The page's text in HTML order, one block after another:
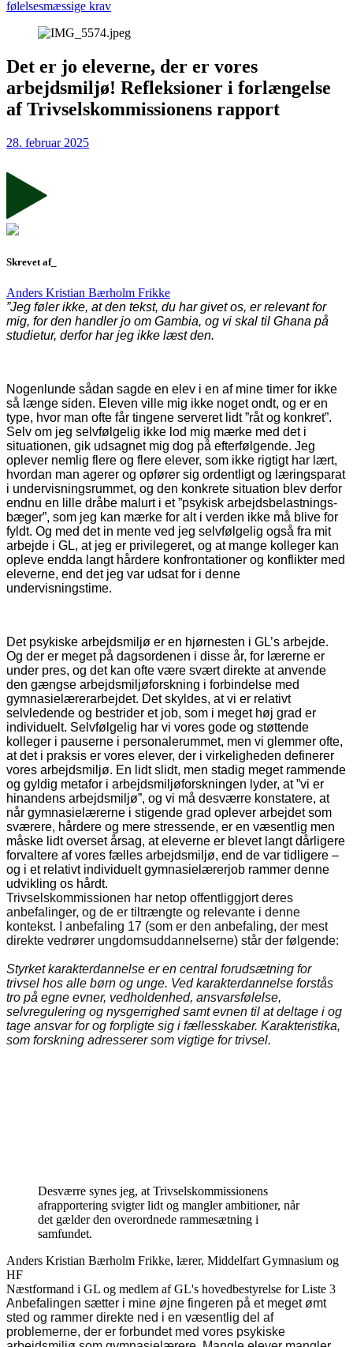
følelsesmæssige krav
Det er jo eleverne, der er vores
arbejdsmiljø! Refleksioner i forlængelse
af Trivselskommissionens rapport
28. februar 2025
Skrevet af_
Anders Kristian Bærholm Frikke
”Jeg føler ikke, at den tekst, du har givet os, er relevant for
mig, for den handler jo om Gambia, og vi skal til Ghana på
studietur, derfor har jeg ikke læst den.
Nogenlunde sådan sagde en elev i en af mine timer for ikke
så længe siden. Eleven ville mig ikke noget ondt, og er en
type, hvor man ofte får tingene serveret lidt ”råt og konkret”.
Selv om jeg selvfølgelig ikke lod mig mærke med det i
situationen, gik udsagnet mig dog på efterfølgende. Jeg
oplever nemlig flere og flere elever, som ikke rigtigt har lært,
hvordan man agerer og opfører sig ordentligt og læringsparat
i undervisningsrummet, og den konkrete situation blev derfor
endnu en lille dråbe malurt i et ”psykisk arbejdsbelastnings-
bæger”, som jeg kan mærke for alt i verden ikke må blive for
fyldt. Og med det in mente ved jeg selvfølgelig også fra mit
arbejde i GL, at jeg er privilegeret, og at mange kolleger kan
opleve endda langt hårdere konfrontationer og konflikter med
eleverne, end det jeg var udsat for i denne
undervisningstime.
Det psykiske arbejdsmiljø er en hjørnesten i GL’s arbejde.
Og der er meget på dagsordenen i disse år, for lærerne er
under pres, og det kan ofte være svært direkte at anvende
den gængse arbejdsmiljøforskning i forbindelse med
gymnasielærerarbejdet. Det skyldes, at vi er relativt
selvledende og bestrider et job, som i meget høj grad er
individuelt. Selvfølgelig har vi vores gode og støttende
kolleger i pauserne i personalerummet, men vi glemmer ofte,
at det i praksis er vores elever, der i virkeligheden definerer
vores arbejdsmiljø. En lidt slidt, men stadig meget rammende
og gyldig metafor i arbejdsmiljøforskningen lyder, at ”vi er
hinandens arbejdsmiljø”, og vi må desværre konstatere, at
når gymnasielærerne i stigende grad oplever arbejdet som
sværere, hårdere og mere stressende, er en væsentlig men
måske lidt overset årsag, at eleverne er blevet langt dårligere
forvaltere af vores fælles arbejdsmiljø, end de var tidligere –
og i et relativt individuelt gymnasielærerjob rammer denne
udvikling os hårdt.
Trivselskommissionen har netop offentliggjort deres
anbefalinger, og de er tiltrængte og relevante i denne
kontekst. I anbefaling 17 (som er den anbefaling, der mest
direkte vedrører ungdomsuddannelserne) står der følgende:
Styrket karakterdannelse er en central forudsætning for
trivsel hos alle børn og unge. Ved karakterdannelse forstås
tro på egne evner, vedholdenhed, ansvarsfølelse,
selvregulering og nysgerrighed samt evnen til at deltage i og
tage ansvar for og forpligte sig i fællesskaber. Karakteristika,
som forskning adresserer som vigtige for trivsel.
Desværre synes jeg, at Trivselskommissionens
afrapportering svigter lidt og mangler ambitioner, når
det gælder den overordnede rammesætning i
samfundet.
Anders Kristian Bærholm Frikke, lærer, Middelfart Gymnasium og
HF
Næstformand i GL og medlem af GL's hovedbestyrelse for Liste 3
Anbefalingen sætter i mine øjne fingeren på et meget ømt
sted og rammer direkte ned i en væsentlig del af
problemerne, der er forbundet med vores psykiske